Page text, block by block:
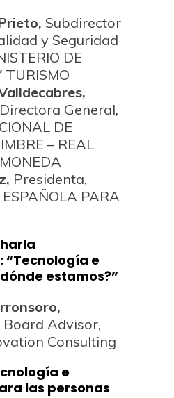
Subdirector
y Seguridad
DE
TURISMO
General,
DE
– REAL
Presidenta,
PARA
“Tecnología e
estamos?”
Advisor,
Consulting
e
las personas